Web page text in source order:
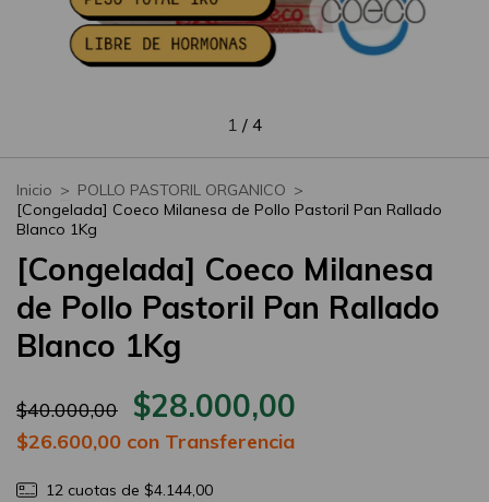
1 / 4
Inicio > POLLO PASTORIL ORGANICO >
[Congelada] Coeco Milanesa de Pollo Pastoril Pan Rallado
Blanco 1Kg
[Congelada] Coeco Milanesa
de Pollo Pastoril Pan Rallado
Blanco 1Kg
$40.000,00 $28.000,00
$26.600,00 con Transferencia
12 cuotas de $4.144,00